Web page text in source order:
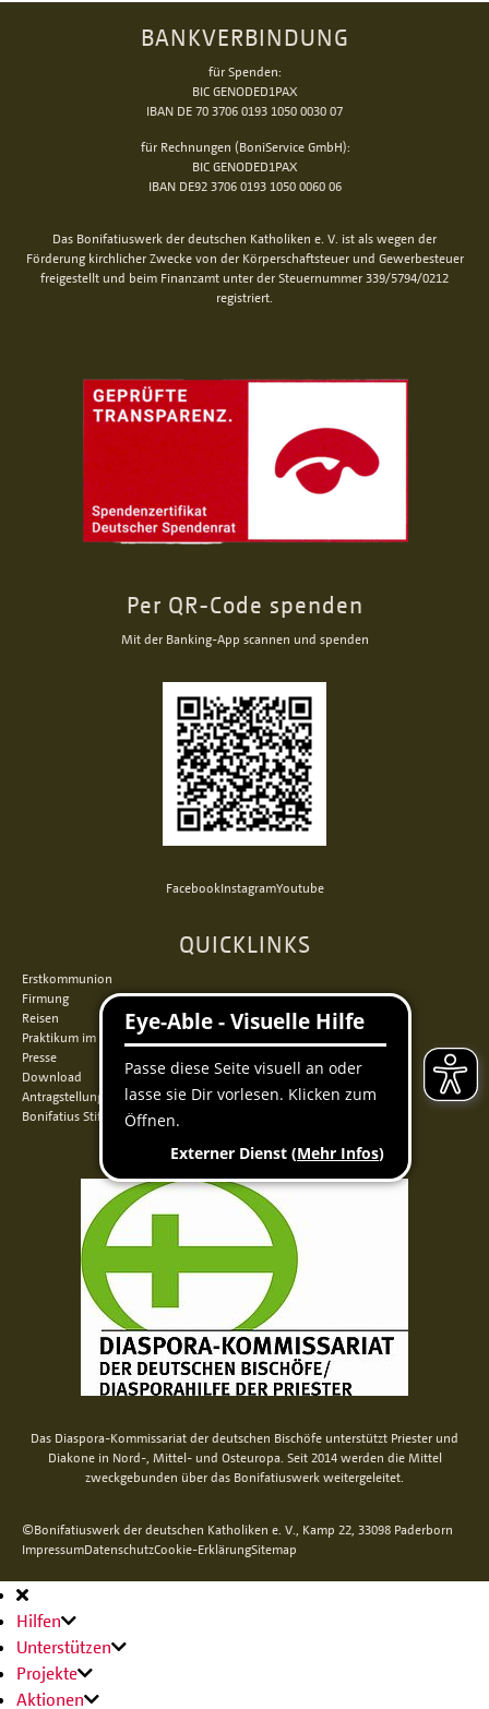
BANKVERBINDUNG
für Spenden:
BIC GENODED1PAX
IBAN DE 70 3706 0193 1050 0030 07
für Rechnungen (BoniService GmbH):
BIC GENODED1PAX
IBAN DE92 3706 0193 1050 0060 06
Das Bonifatiuswerk der deutschen Katholiken e. V. ist als wegen der
Förderung kirchlicher Zwecke von der Körperschaftsteuer und Gewerbesteuer
freigestellt und beim Finanzamt unter der Steuernummer 339/5794/0212
registriert.
Per QR-Code spenden
Mit der Banking-App scannen und spenden
FacebookInstagramYoutube
QUICKLINKS
Erstkommunion
Firmung
Reisen
Praktikum im Norden
Presse
Download
Antragstellung
Bonifatius Stiftungszentrum
Das Diaspora-Kommissariat der deutschen Bischöfe unterstützt Priester und
Diakone in Nord-, Mittel- und Osteuropa. Seit 2014 werden die Mittel
zweckgebunden über das Bonifatiuswerk weitergeleitet.
©Bonifatiuswerk der deutschen Katholiken e. V., Kamp 22, 33098 Paderborn
ImpressumDatenschutzCookie-ErklärungSitemap
Hauptnavigation
Hilfen
Unterstützen
Projekte
Aktionen